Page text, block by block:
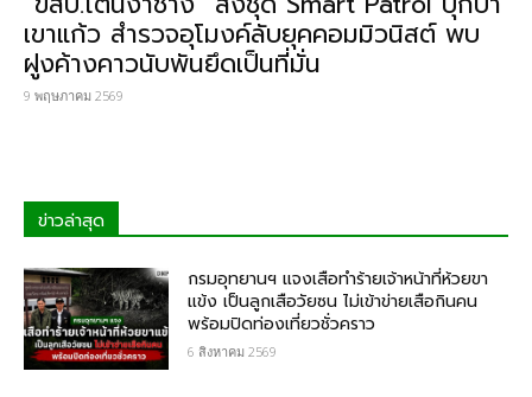
เขาแก้ว สำรวจอุโมงค์ลับยุคคอมมิวนิสต์ พบ
ฝูงค้างคาวนับพันยึดเป็นที่มั่น
9 พฤษภาคม 2569
ข่าวล่าสุด
กรม​อุทยานฯ แจงเสือทำร้ายเจ้าหน้าที่ห้วยขา
แข้ง เป็นลูกเสือวัยซน ไม่เข้าข่ายเสือกินคน
พร้อมปิดท่องเที่ยวชั่วคราว
6 สิงหาคม 2569